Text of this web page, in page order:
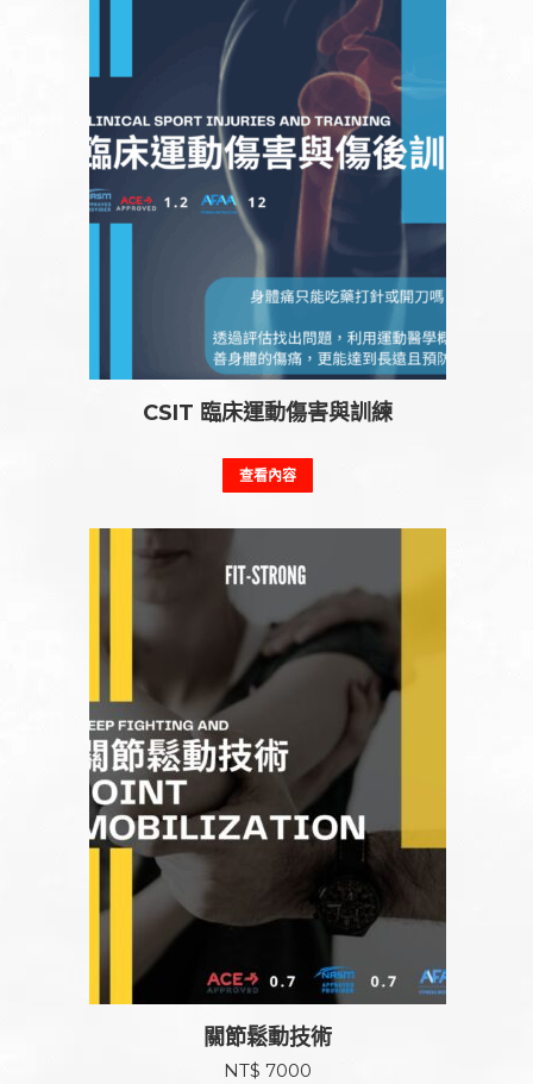
CSIT 臨床運動傷害與訓練
查看內容
關節鬆動技術
NT$ 7000